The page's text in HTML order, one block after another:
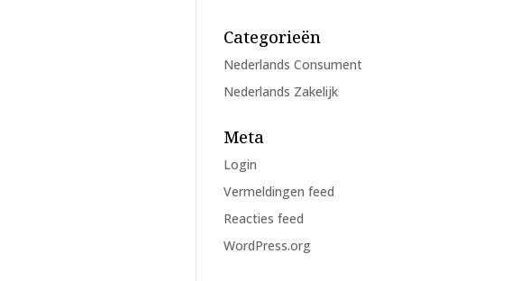
Categorieën
Nederlands Consument
Nederlands Zakelijk
Meta
Login
Vermeldingen feed
Reacties feed
WordPress.org